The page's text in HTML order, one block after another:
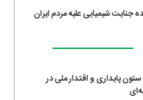
جنایت شیمیایی علیه مردم ایران
پایداری و اقتدار ملی در